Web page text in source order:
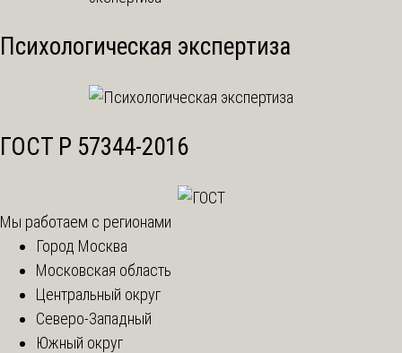
Психологическая экспертиза
ГОСТ Р 57344-2016
Мы работаем с регионами
Город Москва
Московская область
Центральный округ
Северо-Западный
Южный округ